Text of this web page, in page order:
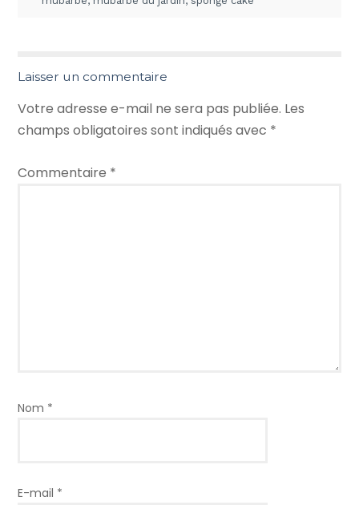
Laisser un commentaire
Votre adresse e-mail ne sera pas publiée. Les
champs obligatoires sont indiqués avec *
Commentaire *
Nom *
E-mail *